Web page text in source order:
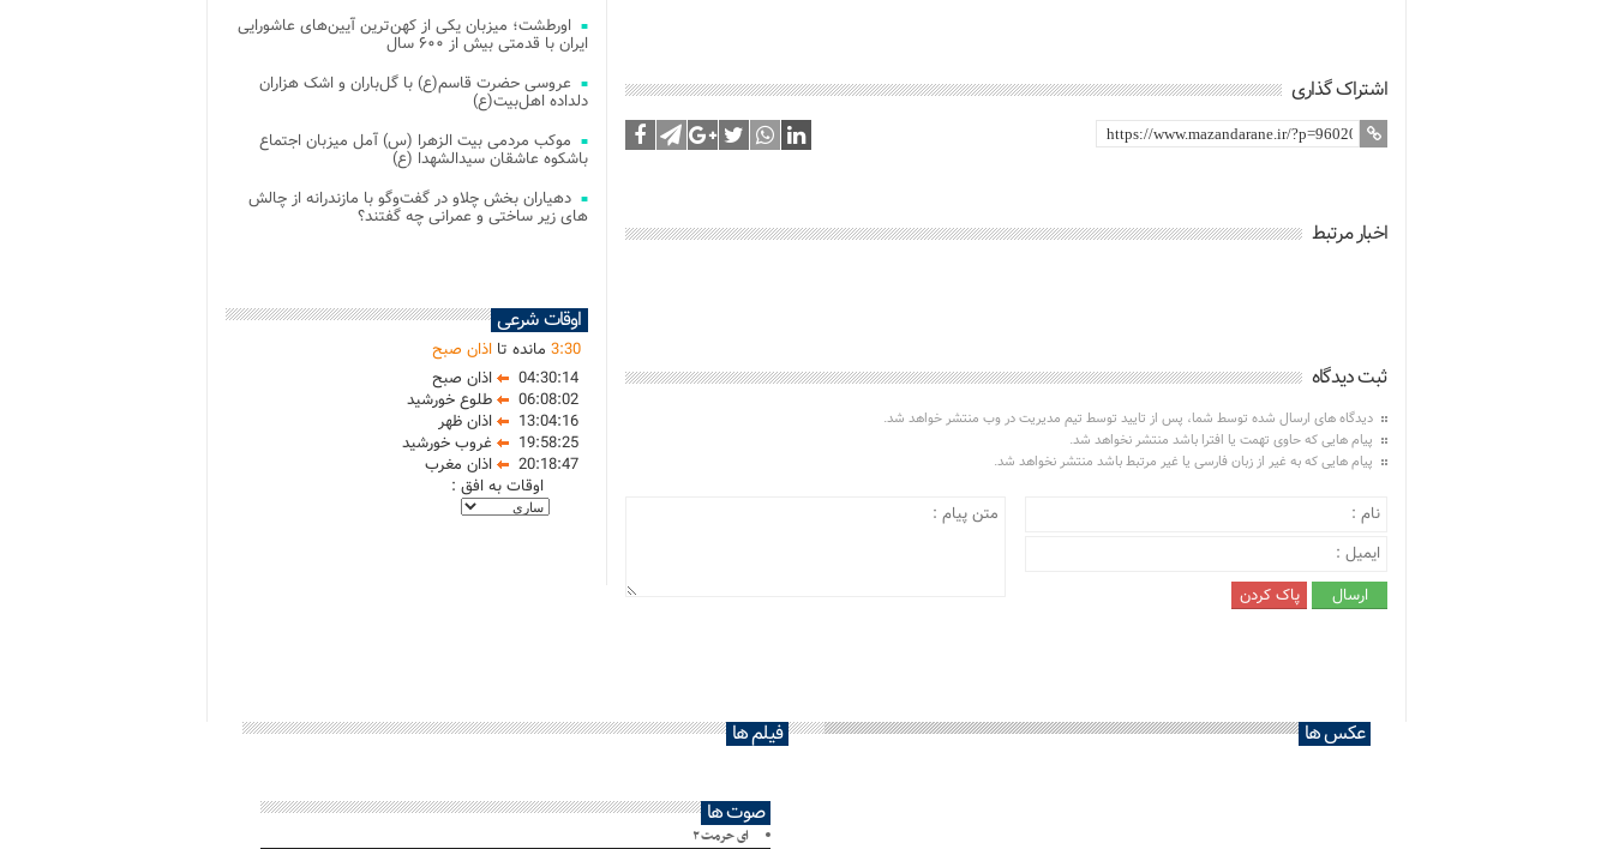
اشتراک گذاری
اخبار مرتبط
ثبت دیدگاه
دیدگاه های ارسال شده توسط شما، پس از تایید توسط تیم مدیریت در وب منتشر خواهد شد.
پیام هایی که حاوی تهمت یا افترا باشد منتشر نخواهد شد.
پیام هایی که به غیر از زبان فارسی یا غیر مرتبط باشد منتشر نخواهد شد.
اورطشت؛ میزبان یکی از کهن‌ترین آیین‌های عاشورایی
ایران با قدمتی بیش از ۶۰۰ سال
عروسی حضرت قاسم(ع) با گل‌باران و اشک هزاران
دلداده اهل‌بیت(ع)
موکب مردمی بیت‌ الزهرا (س) آمل میزبان اجتماع
باشکوه عاشقان سیدالشهدا (ع)
دهیاران بخش چلاو در گفت‌وگو با مازندرانه از چالش
های زیر ساختی و عمرانی چه گفتند؟
اوقات شرعی
3:30 مانده تا اذان صبح
04:30:14
اذان صبح
06:08:02
طلوع خورشید
13:04:16
اذان ظهر
19:58:25
غروب خورشید
20:18:47
اذان مغرب
اوقات به افق :
عکس ها فیلم ها
صوت ها
ای حرمت ۲